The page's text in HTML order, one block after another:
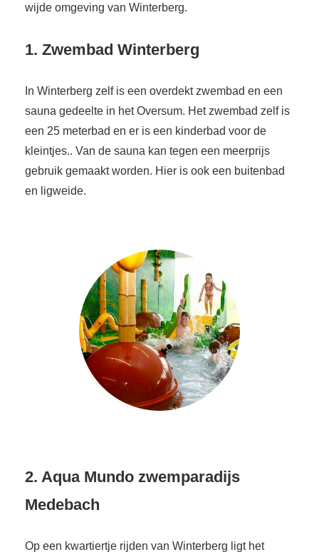
wijde omgeving van Winterberg.
1. Zwembad Winterberg
In Winterberg zelf is een overdekt zwembad en een
sauna gedeelte in het Oversum. Het zwembad zelf is
een 25 meterbad en er is een kinderbad voor de
kleintjes.. Van de sauna kan tegen een meerprijs
gebruik gemaakt worden. Hier is ook een buitenbad
en ligweide.
2. Aqua Mundo zwemparadijs
Medebach
Op een kwartiertje rijden van Winterberg ligt het